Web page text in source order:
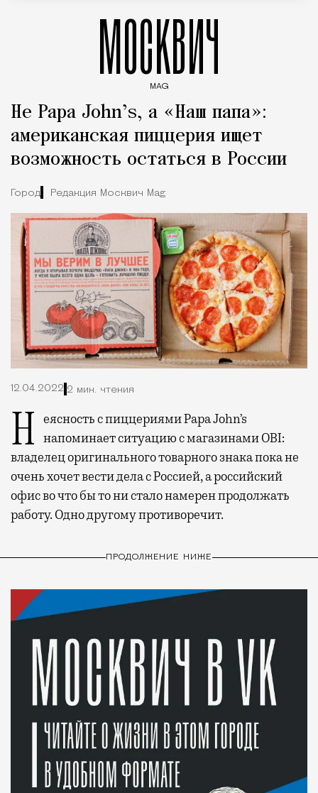
МОСКВИЧ
MAG
Не Papa John’s, а «Наш папа»:
американская пиццерия ищет
возможность остаться в России
Город Редакция Москвич Mag
12.04.2022 2 мин. чтения
Неясность с пиццериями Papa John’s напоминает ситуацию с магазинами OBI:
владелец оригинального товарного знака пока не
очень хочет вести дела с Россией, а российский
офис во что бы то ни стало намерен продолжать
работу. Одно другому противоречит.
ПРОДОЛЖЕНИЕ НИЖЕ